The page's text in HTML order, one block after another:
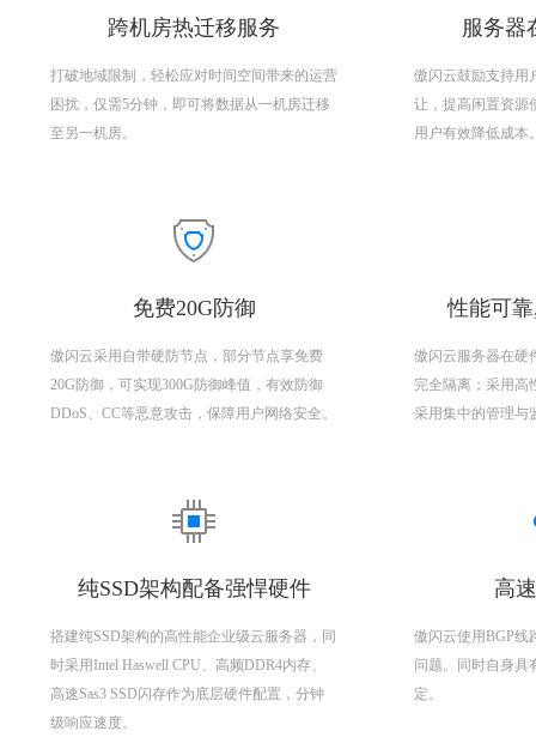
跨机房热迁移服务
打破地域限制，轻松应对时间空间带来的运营
困扰，仅需5分钟，即可将数据从一机房迁移
至另一机房。
服务器
傲闪云鼓励支持用
让，提高闲置资源
用户有效降低成本
免费20G防御
傲闪云采用自带硬防节点，部分节点享免费
20G防御，可实现300G防御峰值，有效防御
DDoS、CC等恶意攻击，保障用户网络安全。
性能可
傲闪云服务器在硬
完全隔离；采用高
采用集中的管理与
纯SSD架构配备强悍硬件
搭建纯SSD架构的高性能企业级云服务器，同
时采用Intel Haswell CPU、高频DDR4内存、
高速Sas3 SSD闪存作为底层硬件配置，分钟
级响应速度。
高
傲闪云使用BGP线
问题。同时自身具
定。